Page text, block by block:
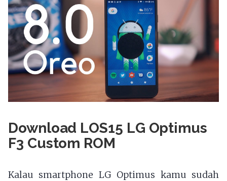
Download LOS15 LG Optimus
F3 Custom ROM
Kalau smartphone LG Optimus kamu sudah